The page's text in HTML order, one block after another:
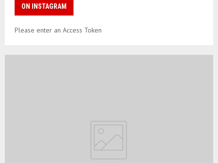
ON INSTAGRAM
Please enter an Access Token